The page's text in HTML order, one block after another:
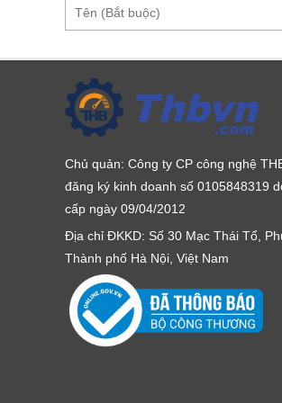
Bộ sản phẩm này đã được đi
từng loại và được đặt ngăn nắp
Zupper KYQ-300C rất phù hợp
phẩm này phù hợp với nhu cầu
tại đượcthbvn.comvà
0979244335 để được tư vấn và
tay/kim-bam-dau-cos-thuy-luc-
Chủ quản: Công ty CP công nghệ
đăng ký kinh doanh số 0105848319
cấp ngày 09/04/2012
Địa chỉ ĐKKD: Số 30 Mạc Thái Tổ,
Thành phố Hà Nội, Việt Nam